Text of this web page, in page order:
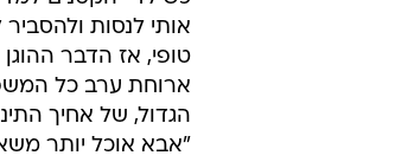
אותי לנסות
טופי, אז הדבר
ארוחת ערב כל
הגדול, של אחיך
"אבא אוכל יותר